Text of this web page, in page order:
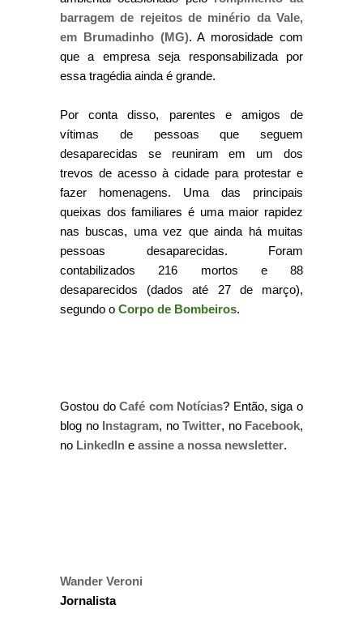
barragem de rejeitos de minério da Vale,
em Brumadinho (MG). A morosidade com
que a empresa seja responsabilizada por
essa tragédia ainda é grande.
Por conta disso, parentes e amigos de
vítimas de pessoas que seguem
desaparecidas se reuniram em um dos
trevos de acesso à cidade para protestar e
fazer homenagens. Uma das principais
queixas dos familiares é uma maior rapidez
nas buscas, uma vez que ainda há muitas
pessoas desaparecidas. Foram
contabilizados 216 mortos e 88
desaparecidos (dados até 27 de março),
segundo o Corpo de Bombeiros.
Gostou doCafé com Notícias? Então, siga o
blog no Instagram, no Twitter, no Facebook,
no LinkedIn e assine a nossa newsletter.
Wander Veroni
Jornalista